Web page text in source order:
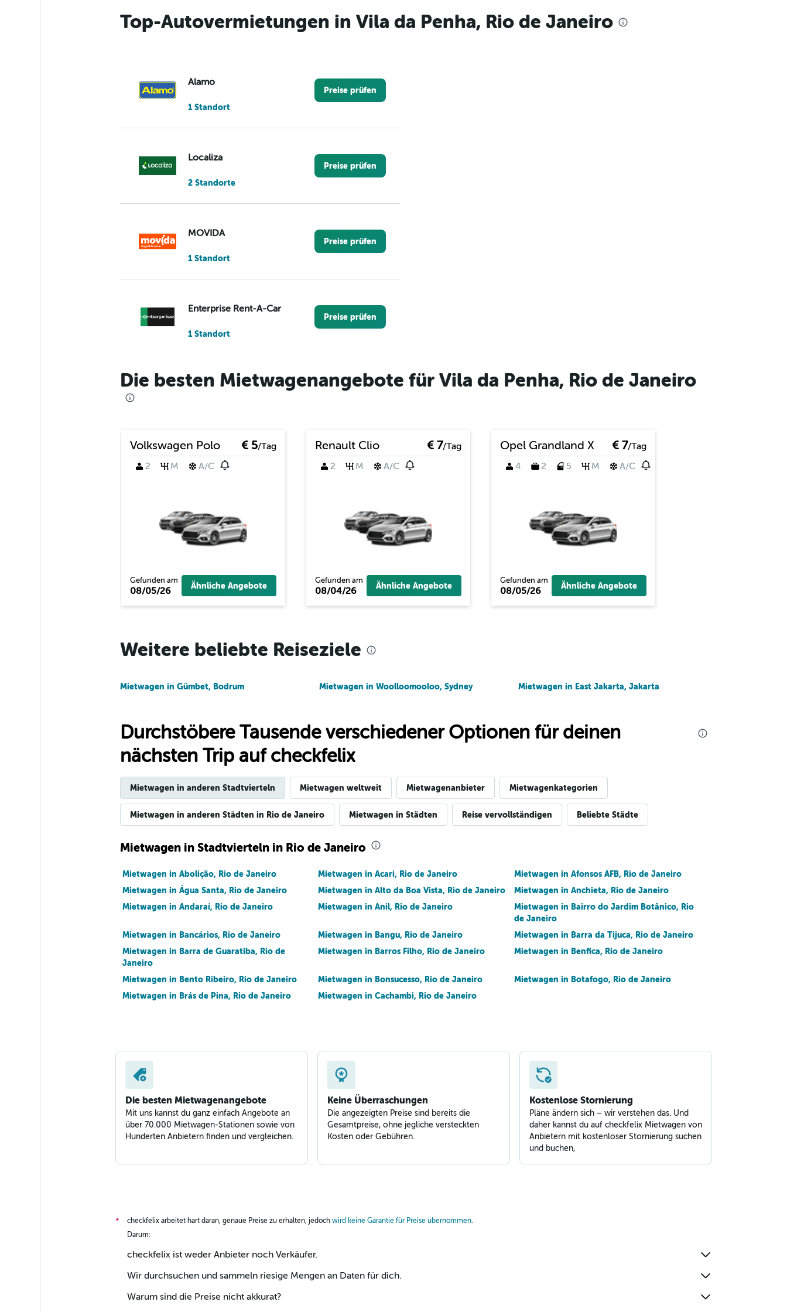
Top-Autovermietungen in Vila da Penha, Rio de Janeiro
Alamo
1 Standort
Preise prüfen
Localiza
2 Standorte
Preise prüfen
MOVIDA
1 Standort
Preise prüfen
Enterprise Rent-A-Car
1 Standort
Preise prüfen
Budget
Preise prüfen
Unidas
Preise prüfen
Movicar Rent a Car
Preise prüfen
Die besten Mietwagenangebote für Vila da Penha, Rio de Janeiro
Volkswagen Polo € 5/Tag
2
M A/C
Gefunden am
08/05/26 Ähnliche Angebote
Renault Clio € 7/Tag
2
M A/C
Gefunden am
08/04/26 Ähnliche Angebote
Opel Grandland X € 7/Tag
4
2 5 M A/C
Gefunden am
08/05/26 Ähnliche Angebote
Weitere beliebte Reiseziele
Mietwagen in Gümbet, Bodrum Mietwagen in Woolloomooloo, Sydney Mietwagen in East Jakarta, Jakarta
Durchstöbere Tausende verschiedener Optionen für deinen
nächsten Trip auf checkfelix
Mietwagen in anderen Stadtvierteln Mietwagen weltweit Mietwagenanbieter Mietwagenkategorien
Mietwagen in anderen Städten in Rio de Janeiro Mietwagen in Städten Reise vervollständigen Beliebte Städte
Mietwagen in Stadtvierteln in Rio de Janeiro
Mietwagen in Abolição, Rio de Janeiro Mietwagen in Acari, Rio de Janeiro
Mietwagen in Afonsos AFB, Rio de Janeiro
Mietwagen in Água Santa, Rio de Janeiro
Mietwagen in Alto da Boa Vista, Rio de Janeiro
Mietwagen in Anchieta, Rio de Janeiro
Mietwagen in Andaraí, Rio de Janeiro
Mietwagen in Anil, Rio de Janeiro
Mietwagen in Bairro do Jardim Botânico, Rio
de Janeiro
Mietwagen in Bancários, Rio de Janeiro
Mietwagen in Bangu, Rio de Janeiro
Mietwagen in Barra da Tijuca, Rio de Janeiro
Mietwagen in Barra de Guaratiba, Rio de
Janeiro
Mietwagen in Barros Filho, Rio de Janeiro Mietwagen in Benfica, Rio de Janeiro
Mietwagen in Bento Ribeiro, Rio de Janeiro Mietwagen in Bonsucesso, Rio de Janeiro
Mietwagen in Botafogo, Rio de Janeiro
Mietwagen in Brás de Pina, Rio de Janeiro
Mietwagen in Cachambi, Rio de Janeiro
Die besten Mietwagenangebote
Mit uns kannst du ganz einfach Angebote an
über 70.000 Mietwagen-Stationen sowie von
Hunderten Anbietern finden und vergleichen.
Keine Überraschungen
Die angezeigten Preise sind bereits die
Gesamtpreise, ohne jegliche versteckten
Kosten oder Gebühren.
Kostenlose Stornierung
Pläne ändern sich – wir verstehen das. Und
daher kannst du auf checkfelix Mietwagen von
Anbietern mit kostenloser Stornierung suchen
und buchen,
* checkfelix arbeitet hart daran, genaue Preise zu erhalten, jedoch wird keine Garantie für Preise übernommen.
Darum:
checkfelix ist weder Anbieter noch Verkäufer.
Wir durchsuchen und sammeln riesige Mengen an Daten für dich.
Warum sind die Preise nicht akkurat?